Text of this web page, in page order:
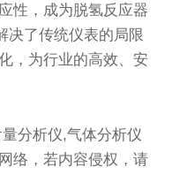
性，成为脱氢反应器
决了传统仪表的局限
，为行业的高效、安
分析仪,气体分析仪
络，若内容侵权，请